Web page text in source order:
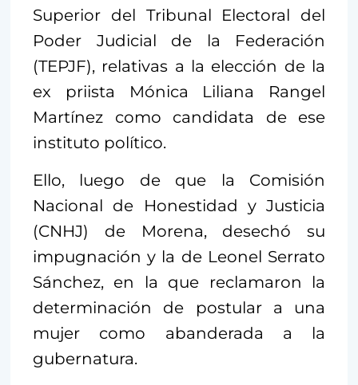
Superior del Tribunal Electoral del
Poder Judicial de la Federación
(TEPJF), relativas a la elección de la
ex priista Mónica Liliana Rangel
Martínez como candidata de ese
instituto político.
Ello, luego de que la Comisión
Nacional de Honestidad y Justicia
(CNHJ) de Morena, desechó su
impugnación y la de Leonel Serrato
Sánchez, en la que reclamaron la
determinación de postular a una
mujer como abanderada a la
gubernatura.